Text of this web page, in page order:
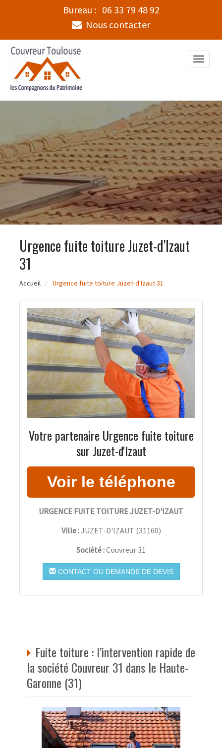
Bureau : 06 33 79 48 92
Nous contacter
Toggle
Urgence fuite toiture Juzet-d'Izaut
31
Accueil Urgence fuite toiture Juzet-d'Izaut 31
Votre partenaire Urgence fuite toiture
sur Juzet-d'Izaut
URGENCE FUITE TOITURE JUZET-D'IZAUT
Ville :JUZET-D'IZAUT (31160)
Société :Couvreur 31
CONTACT OU DEMANDE DE DEVIS
Fuite toiture : l’intervention rapide de
la société Couvreur 31 dans le Haute-
Garonne (31)